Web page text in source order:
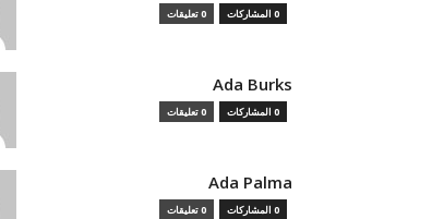
0 المشاركات 0 تعليقات
Ada Burks
0 المشاركات 0 تعليقات
Ada Palma
0 المشاركات 0 تعليقات